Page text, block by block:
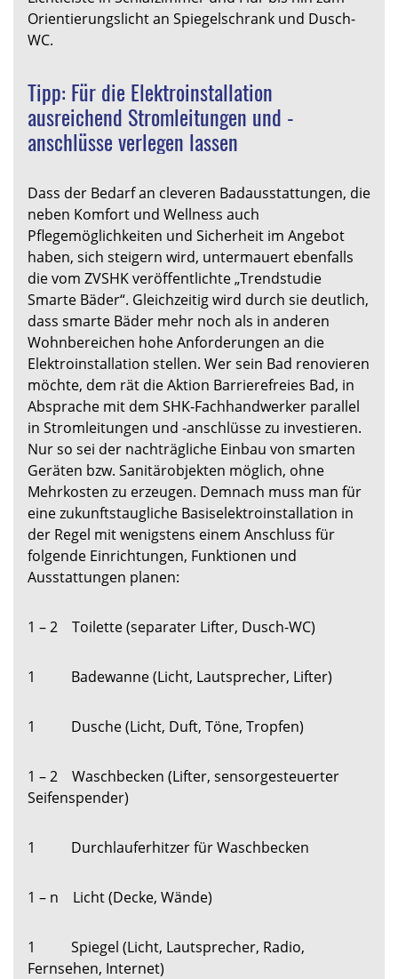
Orientierungslicht an Spiegelschrank und Dusch-
WC.
Tipp: Für die Elektroinstallation
ausreichend Stromleitungen und -
anschlüsse verlegen lassen
Dass der Bedarf an cleveren Badausstattungen, die
neben Komfort und Wellness auch
Pflegemöglichkeiten und Sicherheit im Angebot
haben, sich steigern wird, untermauert ebenfalls
die vom ZVSHK veröffentlichte „Trendstudie
Smarte Bäder“. Gleichzeitig wird durch sie deutlich,
dass smarte Bäder mehr noch als in anderen
Wohnbereichen hohe Anforderungen an die
Elektroinstallation stellen. Wer sein Bad renovieren
möchte, dem rät die Aktion Barrierefreies Bad, in
Absprache mit dem SHK-Fachhandwerker parallel
in Stromleitungen und -anschlüsse zu investieren.
Nur so sei der nachträgliche Einbau von smarten
Geräten bzw. Sanitärobjekten möglich, ohne
Mehrkosten zu erzeugen. Demnach muss man für
eine zukunftstaugliche Basiselektroinstallation in
der Regel mit wenigstens einem Anschluss für
folgende Einrichtungen, Funktionen und
Ausstattungen planen:
1 – 2 Toilette (separater Lifter, Dusch-WC)
1 Badewanne (Licht, Lautsprecher, Lifter)
1 Dusche (Licht, Duft, Töne, Tropfen)
1 – 2 Waschbecken (Lifter, sensorgesteuerter
Seifenspender)
1 Durchlauferhitzer für Waschbecken
1 – n Licht (Decke, Wände)
1 Spiegel (Licht, Lautsprecher, Radio,
Fernsehen, Internet)